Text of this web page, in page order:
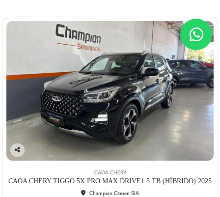
CAOA CHERY
CAOA CHERY TIGGO 5X PRO MAX DRIVE1.5 TB (HÍBRIDO) 2025
Champion Citroën SIA